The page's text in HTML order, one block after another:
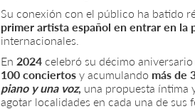
Su conexión con el público ha batido
primer artista español en entrar en la
internacionales.
En 2024 celebró su décimo
100 conciertos y acumulando más de
piano y una voz, una propuesta íntima
agotar localidades en cada una de